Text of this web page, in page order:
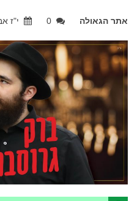
אתר הגאולה 0 י"ז אב